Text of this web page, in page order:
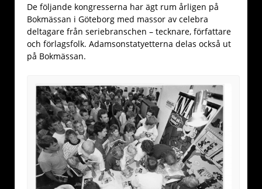
De följande kongresserna har ägt rum årligen på
Bokmässan i Göteborg med massor av celebra
deltagare från seriebranschen – tecknare, författare
och förlagsfolk. Adamsonstatyetterna delas också ut
på Bokmässan.